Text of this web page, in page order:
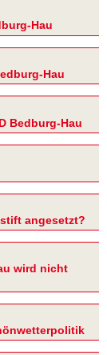
Hau
Hau
Bedburg-Hau
angesetzt?
wird nicht